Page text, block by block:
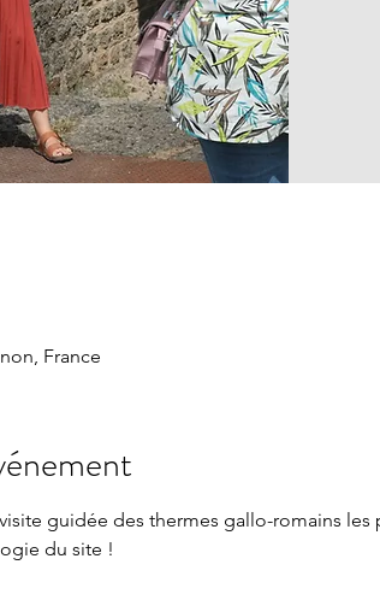
France
guidée des thermes gallo-romains
du site !